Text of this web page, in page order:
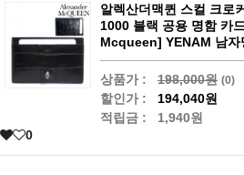
알렉산더맥퀸 스컬 크로
1000 블랙 공용 명함 카
Mcqueen] YENAM 남자
상품가 : 198,000원 (0)
할인가 :
194,040원
적립금 :
1,940원
0